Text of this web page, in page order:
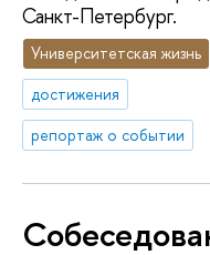
Санкт-Петербург.
Университетская жизнь
достижения
репортаж о событии